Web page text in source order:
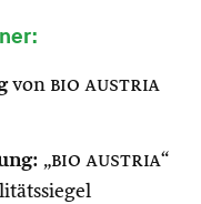
von bio austria
„bio austria“